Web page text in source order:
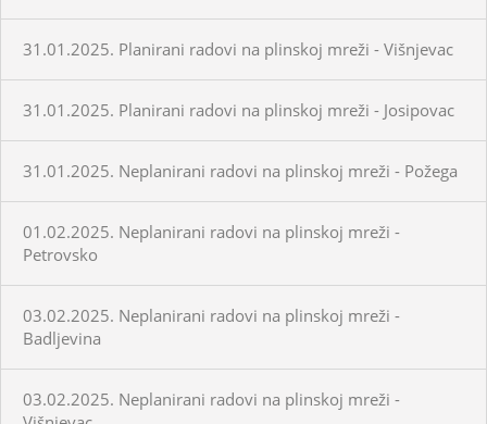
31.01.2025. Planirani radovi na plinskoj mreži - Višnjevac
31.01.2025. Planirani radovi na plinskoj mreži - Josipovac
31.01.2025. Neplanirani radovi na plinskoj mreži - Požega
01.02.2025. Neplanirani radovi na plinskoj mreži -
Petrovsko
03.02.2025. Neplanirani radovi na plinskoj mreži -
Badljevina
03.02.2025. Neplanirani radovi na plinskoj mreži -